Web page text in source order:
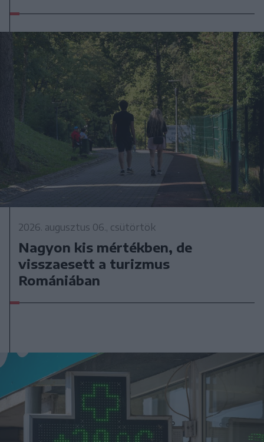
2026. augusztus 06., csütörtök
Nagyon kis mértékben, de
visszaesett a turizmus
Romániában